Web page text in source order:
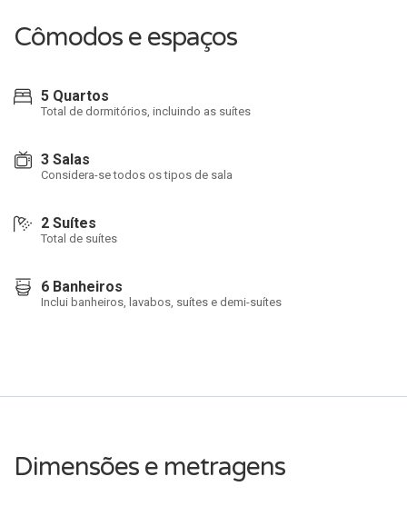
Cômodos e espaços
5 Quartos
Total de dormitórios, incluindo as suítes
3 Salas
Considera-se todos os tipos de sala
2 Suítes
Total de suítes
6 Banheiros
Inclui banheiros, lavabos, suítes e demi-suítes
Dimensões e metragens